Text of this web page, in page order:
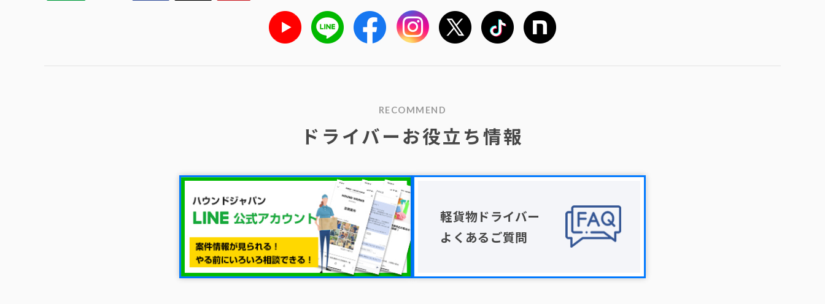
RECOMMEND
ドライバーお役立ち情報
軽貨物ドライバー
よくあるご質問